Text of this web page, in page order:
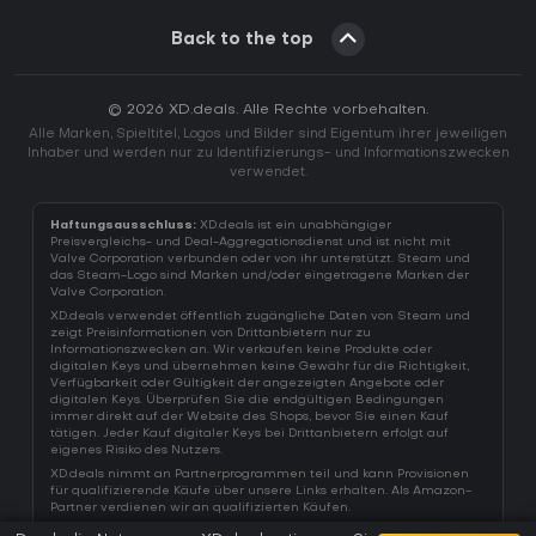
Back to the top
© 2026 XD.deals. Alle Rechte vorbehalten.
Alle Marken, Spieltitel, Logos und Bilder sind Eigentum ihrer jeweiligen
Inhaber und werden nur zu Identifizierungs- und Informationszwecken
verwendet.
Haftungsausschluss: XD.deals ist ein unabhängiger
Preisvergleichs- und Deal-Aggregationsdienst und ist nicht mit
Valve Corporation verbunden oder von ihr unterstützt. Steam und
das Steam-Logo sind Marken und/oder eingetragene Marken der
Valve Corporation.
XD.deals verwendet öffentlich zugängliche Daten von Steam und
zeigt Preisinformationen von Drittanbietern nur zu
Informationszwecken an. Wir verkaufen keine Produkte oder
digitalen Keys und übernehmen keine Gewähr für die Richtigkeit,
Verfügbarkeit oder Gültigkeit der angezeigten Angebote oder
digitalen Keys. Überprüfen Sie die endgültigen Bedingungen
immer direkt auf der Website des Shops, bevor Sie einen Kauf
tätigen. Jeder Kauf digitaler Keys bei Drittanbietern erfolgt auf
eigenes Risiko des Nutzers.
XD.deals nimmt an Partnerprogrammen teil und kann Provisionen
für qualifizierende Käufe über unsere Links erhalten. Als Amazon-
Partner verdienen wir an qualifizierten Käufen.